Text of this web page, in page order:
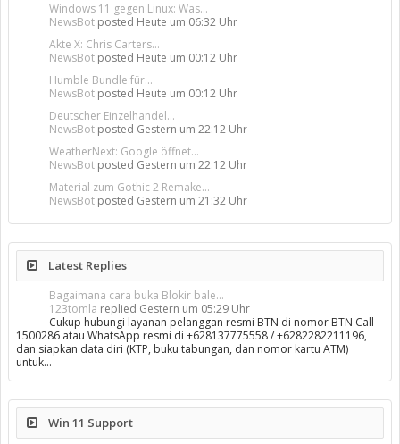
Windows 11 gegen Linux: Was...
NewsBot posted Heute um 06:32 Uhr
Akte X: Chris Carters...
NewsBot posted Heute um 00:12 Uhr
Humble Bundle für...
NewsBot posted Heute um 00:12 Uhr
Deutscher Einzelhandel...
NewsBot posted Gestern um 22:12 Uhr
WeatherNext: Google öffnet...
NewsBot posted Gestern um 22:12 Uhr
Material zum Gothic 2 Remake...
NewsBot posted Gestern um 21:32 Uhr
Latest Replies
Bagaimana cara buka Blokir bale...
123tomla replied Gestern um 05:29 Uhr
Cukup hubungi layanan pelanggan resmi BTN di nomor BTN Call
1500286 atau WhatsApp resmi di +628137775558 / +6282282211196,
dan siapkan data diri (KTP, buku tabungan, dan nomor kartu ATM)
untuk…
Win 11 Support